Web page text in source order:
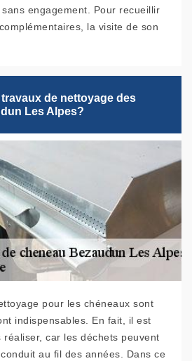
engagement. Pour recueillir
la visite de son
de nettoyage des
Les Alpes?
pour les chéneaux sont
indispensables. En fait, il est
car les déchets peuvent
au fil des années. Dans ce